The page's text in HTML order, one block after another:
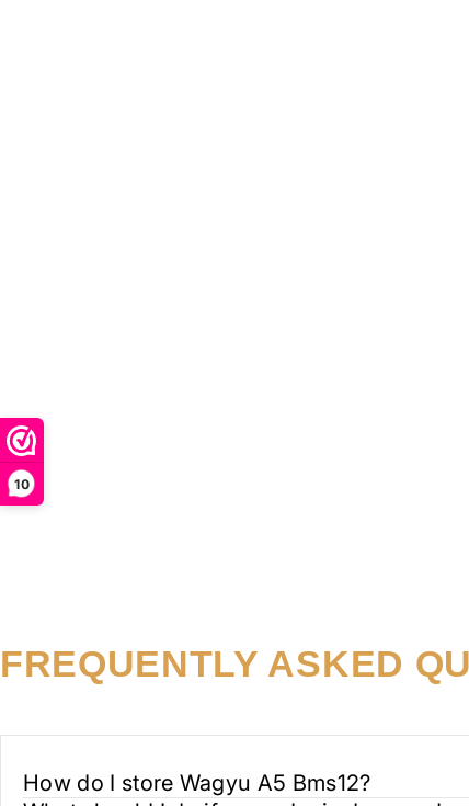
10
FREQUENTLY ASKED
How do I store Wagyu A5 Bms12?